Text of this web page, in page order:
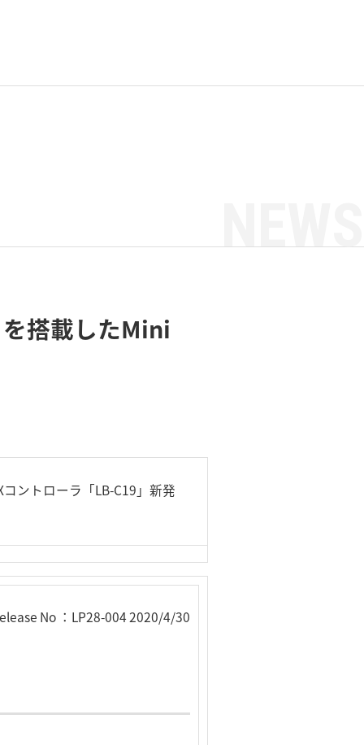
搭載したMini
ントローラ「LB-C19」新発
No ：LP28-004 2020/4/30